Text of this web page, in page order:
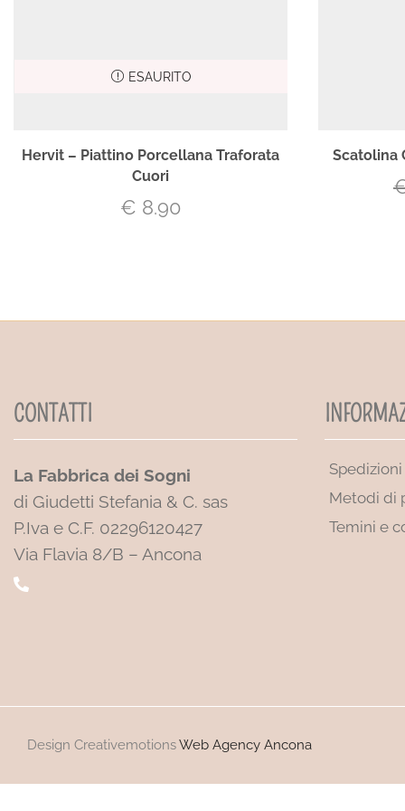
ESAURITO
Hervit – Piattino Porcellana Traforata
Cuori
€ 8.90
Scatolina
CONTATTI
La Fabbrica dei Sogni
di Giudetti Stefania & C. sas
P.Iva e C.F. 02296120427
Via Flavia 8/B – Ancona
Metodi di
Temini e
Design CreativemotionsWeb Agency Ancona